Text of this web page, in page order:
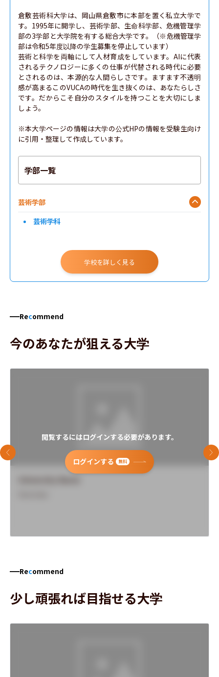
倉敷芸術科大学は、岡山県倉敷市に本部を置く私立大学で
す。1995年に開学し、芸術学部、生命科学部、危機管理学
部の3学部と大学院を有する総合大学です。（※危機管理学
部は令和5年度以降の学生募集を停止しています）
芸術と科学を両軸にして人材育成をしています。AIに代表
されるテクノロジーに多くの仕事が代替される時代に必要
とされるのは、本源的な人間らしさです。ますます不透明
感が高まるこのVUCAの時代を生き抜くのは、あなたらしさ
です。だからこそ自分のスタイルを持つことを大切にしま
しょう。
※本大学ページの情報は大学の公式HPの情報を受験生向け
に引用・整理して作成しています。
学部一覧
芸術学部
芸術学科
学校を詳しく見る
Recommend
今のあなたが狙える大学
閲覧するにはログインする必要があります。
ログインする 無料
前のスライド 次
Recommend
少し頑張れば目指せる大学